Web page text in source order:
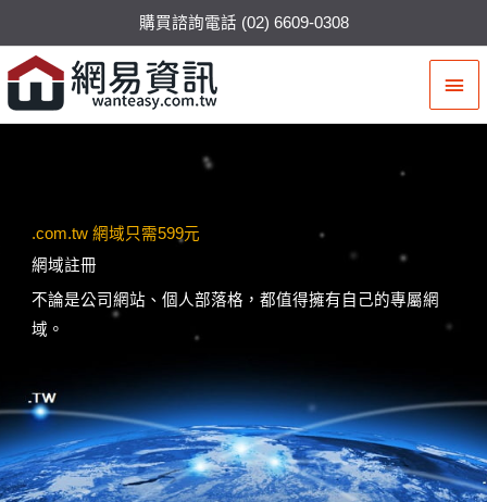
購買諮詢電話 (02) 6609-0308
主
要
.com.tw 網域只需599元
網域註冊
不論是公司網站、個人部落格，都值得擁有自己的專屬網
域。